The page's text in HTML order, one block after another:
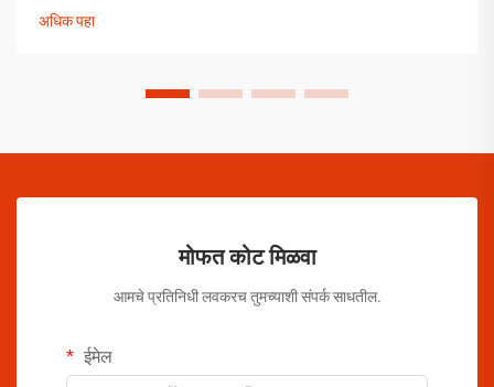
उपाययोजना राबविल्या पाहिजेत.
अधिक पहा
मोफत कोट मिळवा
आमचे प्रतिनिधी लवकरच तुमच्याशी संपर्क साधतील.
ईमेल